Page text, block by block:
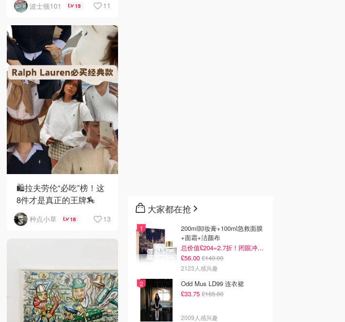
波士顿101 13 11
🛍️拉夫劳伦“必吃”榜！这
8件才是真正的王牌🏇
种点小草 16 13
大家都在抢
200ml卸妆膏+100ml急救面膜
+面霜+洁颜布
总价值£204=2.7折！闭眼冲这套！
£56.00 £140.00
2123人感兴趣
Odd Mus LD99 连衣裙
£33.75 £165.00
2009人感兴趣